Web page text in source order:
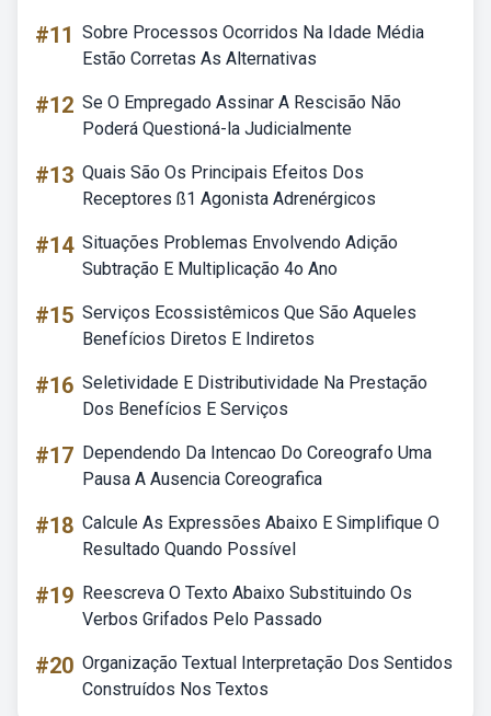
#11 Sobre Processos Ocorridos Na Idade Média
Estão Corretas As Alternativas
#12 Se O Empregado Assinar A Rescisão Não
Poderá Questioná-la Judicialmente
#13 Quais São Os Principais Efeitos Dos
Receptores ß1 Agonista Adrenérgicos
#14 Situações Problemas Envolvendo Adição
Subtração E Multiplicação 4o Ano
#15 Serviços Ecossistêmicos Que São Aqueles
Benefícios Diretos E Indiretos
#16 Seletividade E Distributividade Na Prestação
Dos Benefícios E Serviços
#17 Dependendo Da Intencao Do Coreografo Uma
Pausa A Ausencia Coreografica
#18 Calcule As Expressões Abaixo E Simplifique O
Resultado Quando Possível
#19 Reescreva O Texto Abaixo Substituindo Os
Verbos Grifados Pelo Passado
#20 Organização Textual Interpretação Dos Sentidos
Construídos Nos Textos